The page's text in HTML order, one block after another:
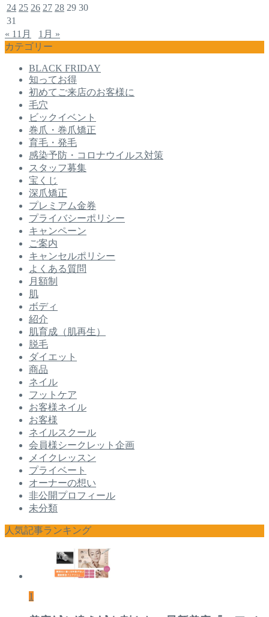
24 25 26 27 28 29 30
31
« 11月
1月 »
カテゴリー
BLACK FRIDAY
知ってお得
初めてご来店のお客様に
毛穴
ビックイベント
巻爪・巻爪矯正
育毛・発毛
感染予防・コロナウイルス対策
スタッフ募集
宝くじ
深爪矯正
プレミアム金券
プライバシーポリシー
キャンペーン
ご案内
キャンセルポリシー
よくある質問
月額制
肌
ボディ
紹介
肌育成（肌再生）
脱毛
ダイエット
商品
ネイル
フットケア
お客様ネイル
お客様
ネイルスクール
会員様シークレット企画
メイクレッスン
プライベート
オーナーの想い
非公開プロフィール
未分類
人気記事ランキング
1